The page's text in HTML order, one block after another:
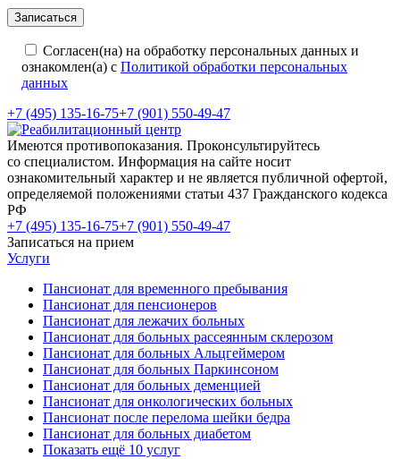
Согласен(на) на обработку персональных данных и
ознакомлен(а) с Политикой обработки персональных
данных
+7 (495) 135-16-75+7 (901) 550-49-47
Имеются противопоказания. Проконсультируйтесь
со специалистом. Информация на сайте носит
ознакомительный характер и не является публичной офертой,
определяемой положениями статьи 437 Гражданского кодекса
РФ
+7 (495) 135-16-75+7 (901) 550-49-47
Записаться на прием
Услуги
Пансионат для временного пребывания
Пансионат для пенсионеров
Пансионат для лежачих больных
Пансионат для больных рассеянным склерозом
Пансионат для больных Альцгеймером
Пансионат для больных Паркинсоном
Пансионат для больных деменцией
Пансионат для онкологических больных
Пансионат после перелома шейки бедра
Пансионат для больных диабетом
Показать ещё 10 услуг